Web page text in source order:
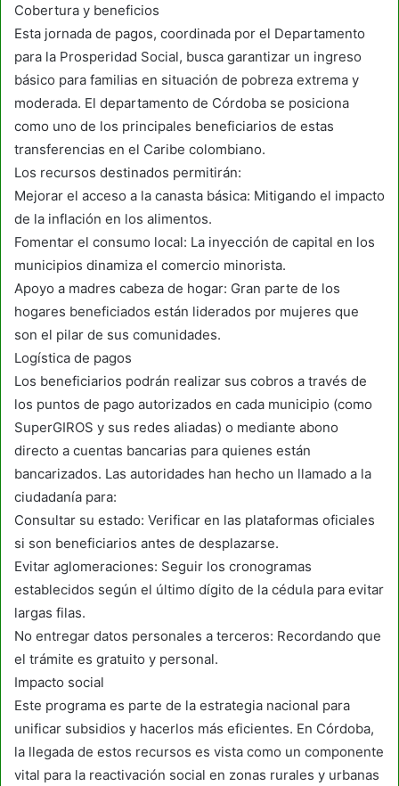
Cobertura y beneficios
Esta jornada de pagos, coordinada por el Departamento
para la Prosperidad Social, busca garantizar un ingreso
básico para familias en situación de pobreza extrema y
moderada. El departamento de Córdoba se posiciona
como uno de los principales beneficiarios de estas
transferencias en el Caribe colombiano.
Los recursos destinados permitirán:
Mejorar el acceso a la canasta básica: Mitigando el impacto
de la inflación en los alimentos.
Fomentar el consumo local: La inyección de capital en los
municipios dinamiza el comercio minorista.
Apoyo a madres cabeza de hogar: Gran parte de los
hogares beneficiados están liderados por mujeres que
son el pilar de sus comunidades.
Logística de pagos
Los beneficiarios podrán realizar sus cobros a través de
los puntos de pago autorizados en cada municipio (como
SuperGIROS y sus redes aliadas) o mediante abono
directo a cuentas bancarias para quienes están
bancarizados. Las autoridades han hecho un llamado a la
ciudadanía para:
Consultar su estado: Verificar en las plataformas oficiales
si son beneficiarios antes de desplazarse.
Evitar aglomeraciones: Seguir los cronogramas
establecidos según el último dígito de la cédula para evitar
largas filas.
No entregar datos personales a terceros: Recordando que
el trámite es gratuito y personal.
Impacto social
Este programa es parte de la estrategia nacional para
unificar subsidios y hacerlos más eficientes. En Córdoba,
la llegada de estos recursos es vista como un componente
vital para la reactivación social en zonas rurales y urbanas